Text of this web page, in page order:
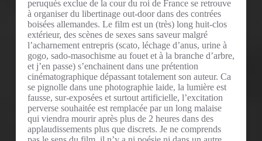
peruqués exclue de la cour du roi de France se retrouve
à organiser du libertinage out-door dans des contrées
boisées allemandes. Le film est un (très) long huit-clos
extérieur, des scènes de sexes sans saveur malgré
l’acharnement entrepris (scato, léchage d’anus, urine à
gogo, sado-masochisme au fouet et à la branche d’arbre,
et j’en passe) s’enchainent dans une prétention
cinématographique dépassant totalement son auteur. Ca
se pignolle dans une photographie laide, la lumière est
fausse, sur-exposées et surtout artificielle, l’excitation
perverse souhaitée est remplacée par un long malaise
qui viendra mourir après plus de 2 heures dans des
applaudissements plus que discrets. Je ne comprends